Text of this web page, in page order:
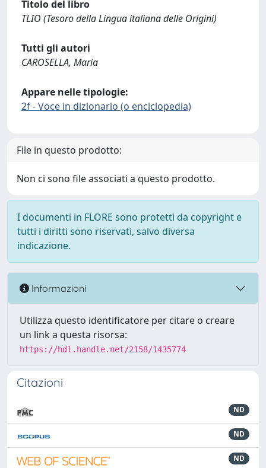
Titolo del libro
TLIO (Tesoro della Lingua italiana delle Origini)
Tutti gli autori
CAROSELLA, Maria
Appare nelle tipologie:
2f - Voce in dizionario (o enciclopedia)
File in questo prodotto:
Non ci sono file associati a questo prodotto.
I documenti in FLORE sono protetti da copyright e
tutti i diritti sono riservati, salvo diversa
indicazione.
Informazioni
Utilizza questo identificatore per citare o creare
un link a questa risorsa:
https://hdl.handle.net/2158/1435774
Citazioni
ND
ND
ND